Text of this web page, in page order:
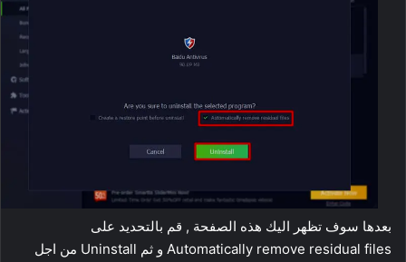
بعدها سوف تظهر اليك هذه الصفحة , قم بالتحديد على
Automatically remove residual files و ثم Uninstall من اجل